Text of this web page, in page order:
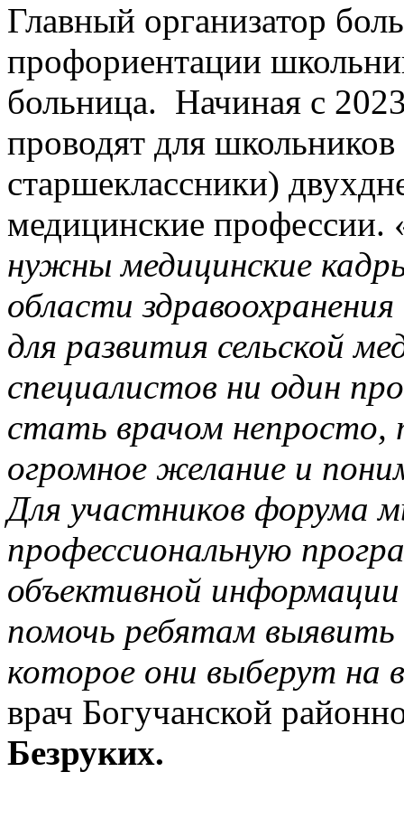
Главный организатор
профориентации
больница. Начиная с
проводят для
старшеклассники)
медицинские профессии.
нужны медицинские
области
для развития сельской
специалистов ни один
стать врачом непросто,
огромное желание и
Для участников форума
профессиональную
объективной
помочь ребятам выявить
которое они выберут на
врач Богучанской
Безруких.